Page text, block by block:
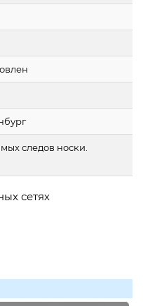
следов носки.
сетях